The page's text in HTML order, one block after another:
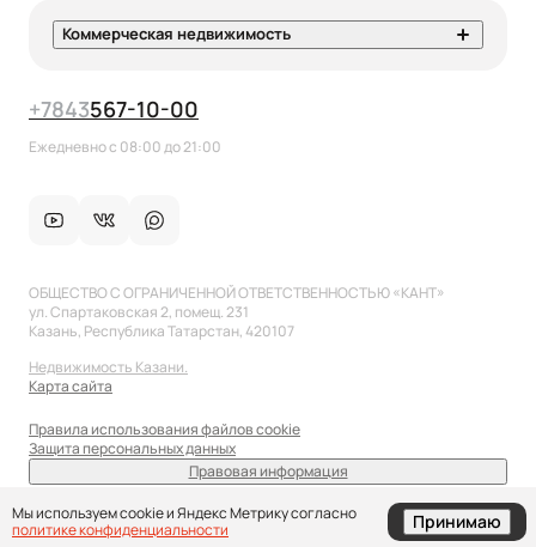
Коммерческая недвижимость
+7843567-10-00
Ежедневно с 08:00 до 21:00
ОБЩЕСТВО С ОГРАНИЧЕННОЙ ОТВЕТСТВЕННОСТЬЮ «КАНТ»
ул. Спартаковская 2, помещ. 231
Казань, Республика Татарстан, 420107
Недвижимость Казани.
Карта сайта
Правила использования файлов cookie
Защита персональных данных
Правовая информация
Мы используем cookie и Яндекс Метрику согласно
политике конфиденциальности
Принимаю